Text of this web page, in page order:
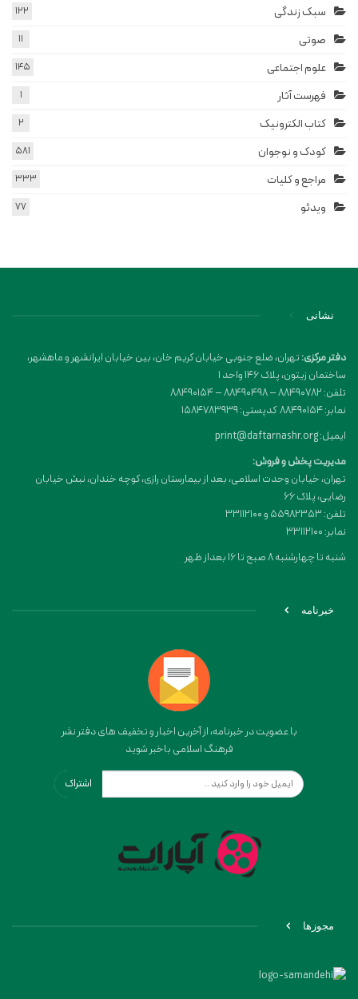
سبک زندگی 122
صوتی 11
علوم اجتماعی 145
فهرست آثار 1
کتاب الکترونیک 2
کودک و نوجوان 581
مراجع و کلیات 333
ویدئو 77
نشانی
دفتر مرکزی:تهران، ضلع جنوبی خیابان کریم خان، بین خیابان ایرانشهر و ماهشهر،
ساختمان زیتون، پلاک 146 واحد 1
تلفن: 88490782 – 88490498 – 88490154
نمابر: 88490154 کدپستی: 1584783939
ایمیل: print@daftarnashr.org
مدیریت پخش و فروش:
تهران، خیابان وحدت اسلامی، بعد از بیمارستان رازی، کوچه خندان، نبش خیابان
رضایی، پلاک ۶۶
تلفن: 55982353 و 33112100
نمابر: 33112100
شنبه تا چهارشنبه 8 صبح تا 16 بعداز ظهر
خبرنامه
با عضویت در خبرنامه، از آخرین اخبار و تخفیف های دفتر نشر
فرهنگ اسلامی باخبر شوید
اشتراک
مجوزها